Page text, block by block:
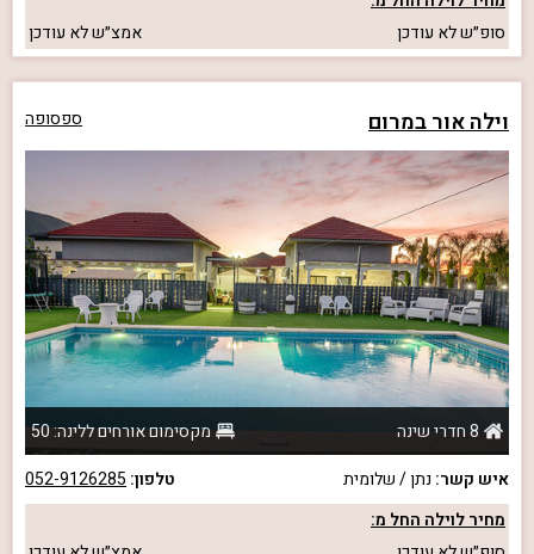
סופ״שלא עודכן אמצ״שלא עודכן
וילה אור במרום ספסופה
8 חדרי שינה
מקסימום אורחים ללינה: 50
איש קשר: נתן / שלומית טלפון: 052-9126285
מחיר לוילה החל מ: